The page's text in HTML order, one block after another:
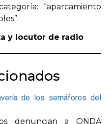
“aparcamiento
y locutor de radio
de los semáforos del
denuncian a ONDA